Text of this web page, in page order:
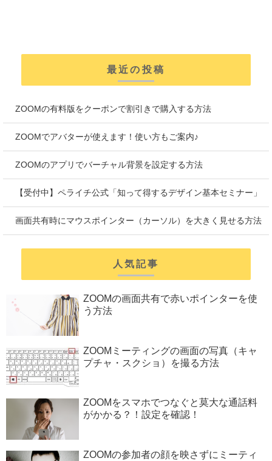
最近の投稿
ZOOMの有料版をクーポンで割引きで購入する方法
ZOOMでアバターが使えます！使い方もご案内♪
ZOOMのアプリでバーチャル背景を設定する方法
【受付中】ペライチ公式「知って得するデザイン基本セミナー」
画面共有時にマウスポインター（カーソル）を大きく見せる方法
人気記事
ZOOMの画面共有で赤いポインターを使
う方法
ZOOMミーティングの画面の写真（キャ
プチャ・スクショ）を撮る方法
ZOOMをスマホでつなぐと莫大な通話料
がかかる？！設定を確認！
ZOOMの参加者の顔を映さずにミーティ